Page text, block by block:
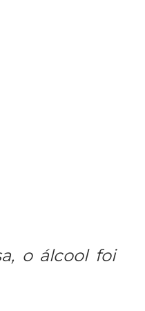
o álcool foi